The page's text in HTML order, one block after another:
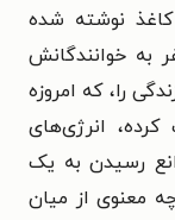
نوشته شده
خوانندگانش
را، که امروزه
انرژی‌های
رسیدن به یک
معنوی از میان